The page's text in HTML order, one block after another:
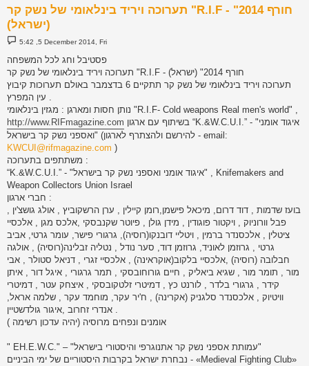
תערוכה ויריד בינלאומי של נשק קר "R.I.F - חורף 2014"
(ישראל)
P
o
t
5:42 ,5 December 2014, Fri
פסטיבל וחג לכל המשפחה
תערוכה ויריד בינלאומי של נשק קר "R.I.F - חורף 2014" (ישראל)
תערוכה ויריד בינלאומי של נשק קר תתקיים 6 בדצמבר באולם תערוכות קיבוץ
עין המפרץ .
נותן חסות ומארגן : מגזין בינלאומי "R.I.F- Cold weapons Real men's world" ,
http://www.RIFmagazine.com
ואספני נשק קר בישראל" (להירשם ולהצתרף לארגון - email:
KWCUI@rifmagazine.com )
משתתפים בתערוכה :
“K.&W.C.U.I.” - "איגוד אומני ואספני נשק קר בישראל" , Knifemakers and
Weapon Collectors Union Israel
חברי ארגון :
בועז שדמות , דוד דרום, מיכאל פישמן,רומן קיילין , ערן הרשקוביץ , אולג גושצ'ין ,
פבל וורוניוק , ויקטור פוגודין , מידן גולן , פיוטר שקנבסקי ,אלכס מגן , אלכסיי
ציטלין , אלכסנדר ברמין , ויטליי דובנקו(רוסיה), גרגורי פישר, עומר גרטי, אביב
גרטי , גרוזמן לאוניד, גרוזמן דוד, סער נודל , נטליה זבלינה(רוסיה) , אולגה
חבלובה (רוסיה) ,אלכסיי בלקוב(אוקראינה) , אלכסיי זגרי , דניאל סטולר , אבי
מור , תומר מור , שגיא ביאליק , חיים גורוחובסקי , תמר גרגורי , איגל דור , איתן
קידר , גרגורי בלדר , לורנט כץ , דמיטרי זלטקובסקי , איצחק עטר , דמיטרי
וויטיוק , אלכסנדר סלגניק (אקרינה) , ח'יר עקר, מוחמד עקר , שלמה אראל,
אנדרי זחרוב ,איגור גולדשטיין .
אומנים ונפחים מרוסיה (יהיה עדכון רשימה )
" EH.E.W.C." – "עמותת אספני נשק קר אתנוגרפי והיסטורי בישראל"
נבחרת ישראל בקרבות היסטוריים של ימי הביניים - «Medieval Fighting Club»